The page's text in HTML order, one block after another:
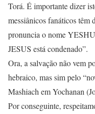
Torá. É importante dizer
messiânicos fanáticos têm
pronuncia o nome
JESUS está condenado”.
Ora, a salvação não vem
hebraico, mas sim pelo
Mashiach em Yochanan
Por conseguinte,